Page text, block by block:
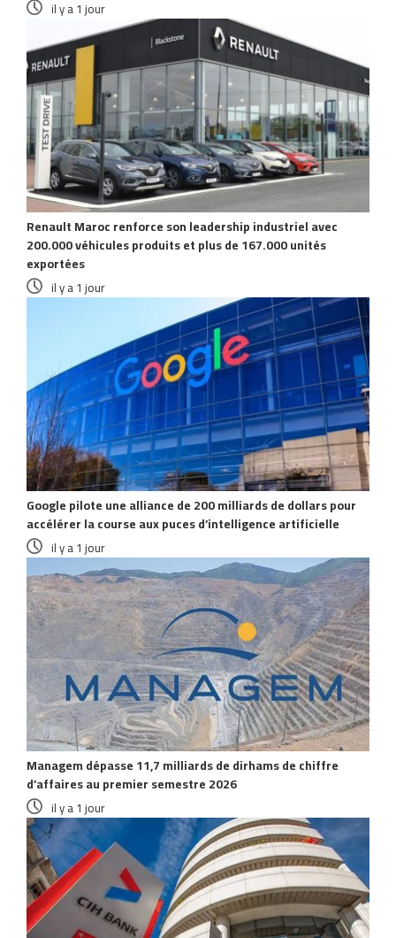
il y a 1 jour
Renault Maroc renforce son leadership industriel avec
200.000 véhicules produits et plus de 167.000 unités
exportées
il y a 1 jour
Google pilote une alliance de 200 milliards de dollars pour
accélérer la course aux puces d’intelligence artificielle
il y a 1 jour
Managem dépasse 11,7 milliards de dirhams de chiffre
d’affaires au premier semestre 2026
il y a 1 jour